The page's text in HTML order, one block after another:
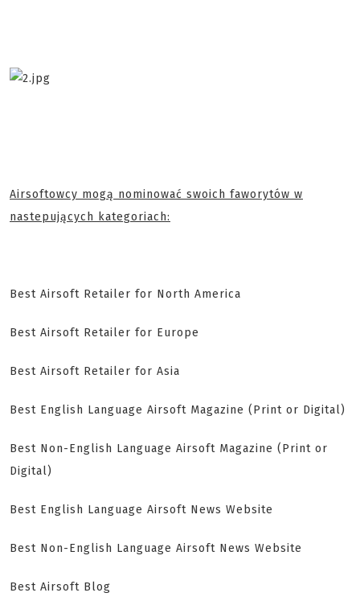
Airsoftowcy mogą nominować swoich faworytów w
nastepujących kategoriach:
Best Airsoft Retailer for North America
Best Airsoft Retailer for Europe
Best Airsoft Retailer for Asia
Best English Language Airsoft Magazine (Print or Digital)
Best Non-English Language Airsoft Magazine (Print or
Digital)
Best English Language Airsoft News Website
Best Non-English Language Airsoft News Website
Best Airsoft Blog